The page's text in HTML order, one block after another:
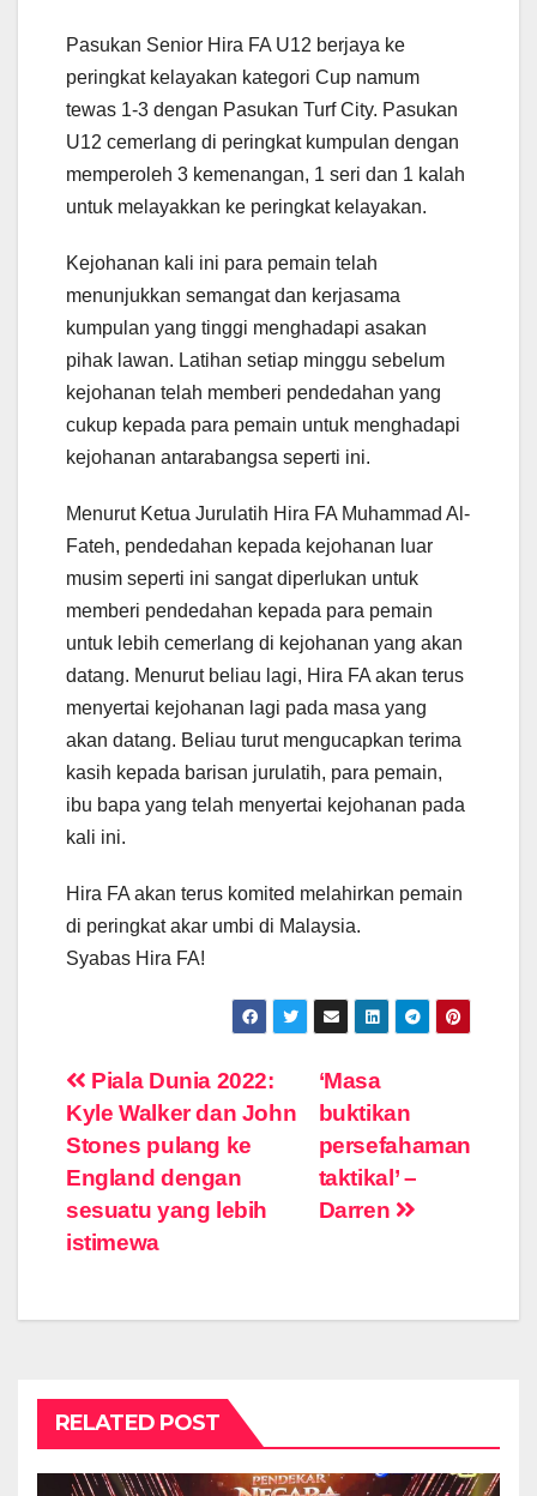
Pasukan Senior Hira FA U12 berjaya ke
peringkat kelayakan kategori Cup namum
tewas 1-3 dengan Pasukan Turf City. Pasukan
U12 cemerlang di peringkat kumpulan dengan
memperoleh 3 kemenangan, 1 seri dan 1 kalah
untuk melayakkan ke peringkat kelayakan.
Kejohanan kali ini para pemain telah
menunjukkan semangat dan kerjasama
kumpulan yang tinggi menghadapi asakan
pihak lawan. Latihan setiap minggu sebelum
kejohanan telah memberi pendedahan yang
cukup kepada para pemain untuk menghadapi
kejohanan antarabangsa seperti ini.
Menurut Ketua Jurulatih Hira FA Muhammad Al-
Fateh, pendedahan kepada kejohanan luar
musim seperti ini sangat diperlukan untuk
memberi pendedahan kepada para pemain
untuk lebih cemerlang di kejohanan yang akan
datang. Menurut beliau lagi, Hira FA akan terus
menyertai kejohanan lagi pada masa yang
akan datang. Beliau turut mengucapkan terima
kasih kepada barisan jurulatih, para pemain,
ibu bapa yang telah menyertai kejohanan pada
kali ini.
Hira FA akan terus komited melahirkan pemain
di peringkat akar umbi di Malaysia.
Syabas Hira FA!
Post
navigation
‘Masa
buktikan
persefahaman
taktikal’ –
Darren
Piala Dunia 2022:
Kyle Walker dan John
Stones pulang ke
England dengan
sesuatu yang lebih
istimewa
RELATED POST